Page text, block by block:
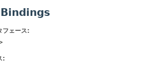
Bindings
フェース:
: